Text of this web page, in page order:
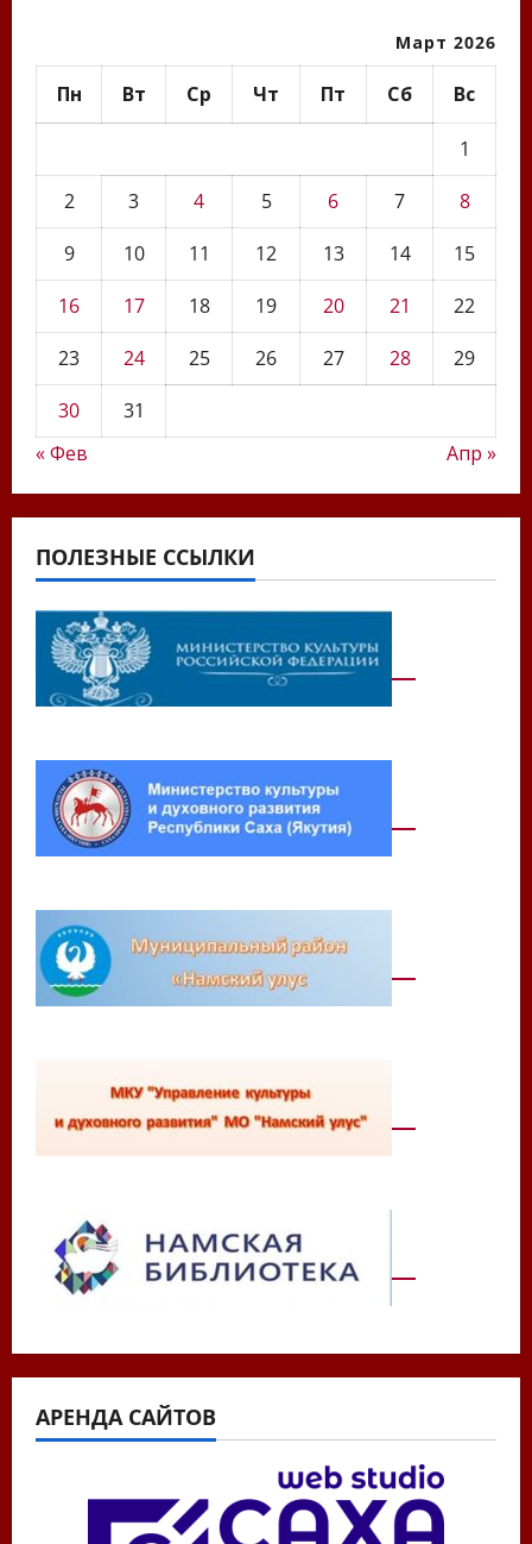
Март 2026
Пн Вт Ср Чт Пт Сб Вс
1
2
3 4 5 6 7
8
9
10 11 12 13 14
15
16
17 18 19 20 21
22
23
24 25 26 27 28
29
30
31
« Фев
Апр »
ПОЛЕЗНЫЕ ССЫЛКИ
АРЕНДА САЙТОВ